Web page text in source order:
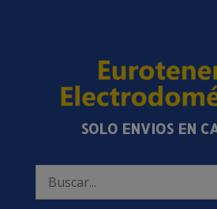
SOLO ENVIOS EN